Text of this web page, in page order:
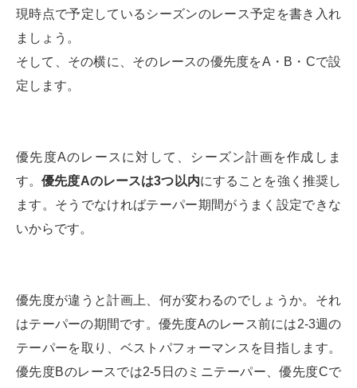
現時点で予定しているシーズンのレース予定を書き入れ
ましょう。
そして、その横に、そのレースの優先度をA・B・Cで設
定します。
優先度Aのレースに対して、シーズン計画を作成しま
す。優先度Aのレースは3つ以内にすることを強く推奨し
ます。そうでなければテーパー期間がうまく設定できな
いからです。
優先度が違うと計画上、何が変わるのでしょうか。それ
はテーパーの期間です。優先度Aのレース前には2-3週の
テーパーを取り、ベストパフォーマンスを目指します。
優先度Bのレースでは2-5日のミニテーパー、優先度Cで